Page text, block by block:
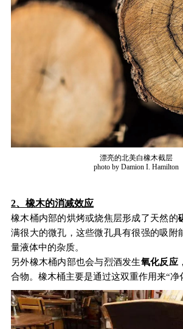
漂亮的北美白橡木截层
photo by Damion I. Hamilton
2、橡木的消减效应
橡木桶内部的烘烤或烧焦层形成了天然的
满很大的微孔，这些微孔具有很强的吸附
量液体中的杂质。
另外橡木桶内部也会与烈酒发生氧化反应
合物。橡木桶主要是通过这双重作用来“净